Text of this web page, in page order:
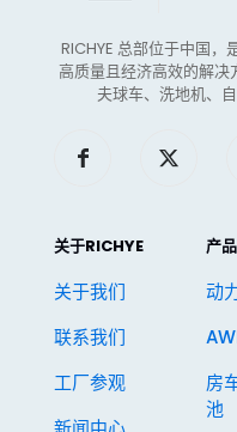
RICHYE 总部位于中国
高质量且经济高效的解决
夫球车、洗地机、
关于RICHYE
关于我们
联系我们
工厂参观
产
动
房
池